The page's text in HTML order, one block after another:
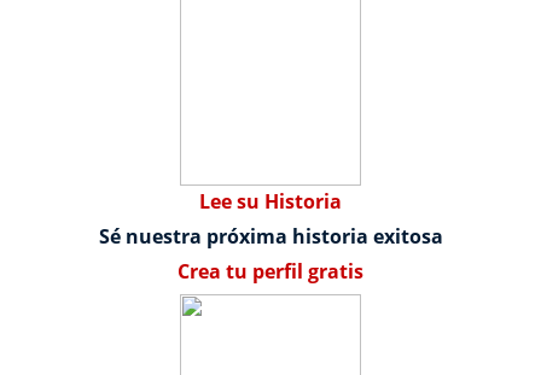
Lee su Historia
Sé nuestra próxima historia exitosa
Crea tu perfil gratis